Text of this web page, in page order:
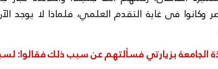
فى غاية التقدم العلمي، فلماذا لا يوجد
الجامعة بزيارتي فسألتهم عن سبب ذلك فقالوا: